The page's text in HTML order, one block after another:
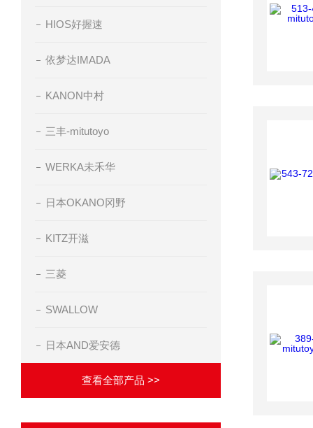
HIOS好握速
依梦达IMADA
KANON中村
三丰-mitutoyo
WERKA未禾华
日本OKANO冈野
KITZ开滋
三菱
SWALLOW
日本AND爱安德
查看全部产品 >>